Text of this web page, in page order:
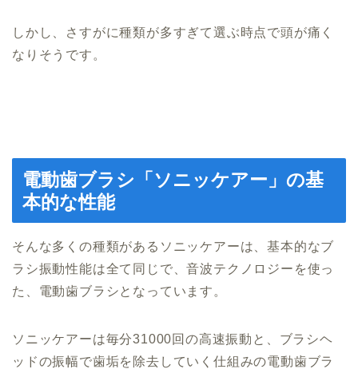
しかし、さすがに種類が多すぎて選ぶ時点で頭が痛く
なりそうです。
電動歯ブラシ「ソニッケアー」の基
本的な性能
そんな多くの種類があるソニッケアーは、基本的なブ
ラシ振動性能は全て同じで、音波テクノロジーを使っ
た、電動歯ブラシとなっています。
ソニッケアーは毎分31000回の高速振動と、ブラシヘ
ッドの振幅で歯垢を除去していく仕組みの電動歯ブラ